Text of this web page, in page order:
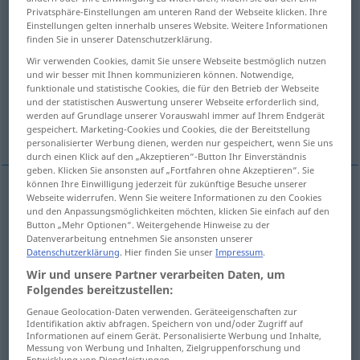
Übersicht aller Übersetzungen
(Für mehr Details die Übersetzung anklicken/antippen)
Wechsel, Tausch Wechselkurs
Weitere Beispiele...
Wechselm cambio
Tauschm cambio
Wechselkursm cambio WIRTSCH
Beispiele
Privatsphäre-Einstellungen am unteren Rand der Webseite klicken. Ihre
Einstellungen gelten innerhalb unseres Website. Weitere Informationen
finden Sie in unserer Datenschutzerklärung.
Wir verwenden Cookies, damit Sie unsere Webseite bestmöglich nutzen
und wir besser mit Ihnen kommunizieren können. Notwendige,
funktionale und statistische Cookies, die für den Betrieb der Webseite
und der statistischen Auswertung unserer Webseite erforderlich sind,
werden auf Grundlage unserer Vorauswahl immer auf Ihrem Endgerät
gespeichert. Marketing-Cookies und Cookies, die der Bereitstellung
personalisierter Werbung dienen, werden nur gespeichert, wenn Sie uns
durch einen Klick auf den „Akzeptieren“-Button Ihr Einverständnis
geben. Klicken Sie ansonsten auf „Fortfahren ohne Akzeptieren“. Sie
können Ihre Einwilligung jederzeit für zukünftige Besuche unserer
Webseite widerrufen. Wenn Sie weitere Informationen zu den Cookies
und den Anpassungsmöglichkeiten möchten, klicken Sie einfach auf den
Button „Mehr Optionen“. Weitergehende Hinweise zu der
Datenverarbeitung entnehmen Sie ansonsten unserer
Datenschutzerklärung. Hier finden Sie unserImpressum.
Wir und unsere Partner verarbeiten Daten, um
Folgendes bereitzustellen:
Genaue Geolocation-Daten verwenden. Geräteeigenschaften zur
Identifikation aktiv abfragen. Speichern von und/oder Zugriff auf
Informationen auf einem Gerät. Personalisierte Werbung und Inhalte,
Messung von Werbung und Inhalten, Zielgruppenforschung und